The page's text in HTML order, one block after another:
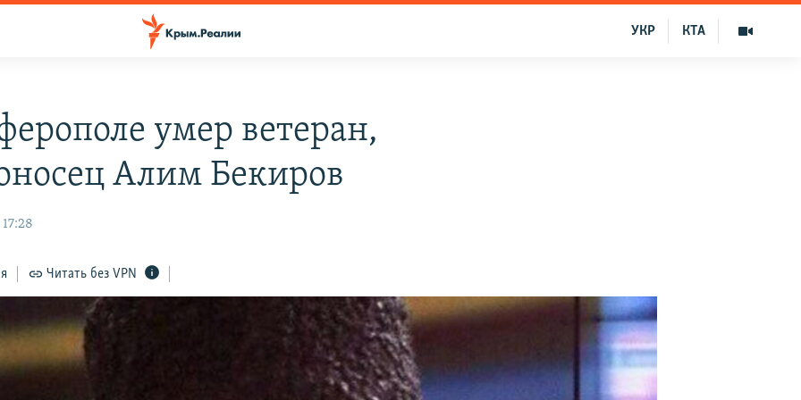
КТА
УКР
умер ветеран,
Алим Бекиров
Читать без VPN